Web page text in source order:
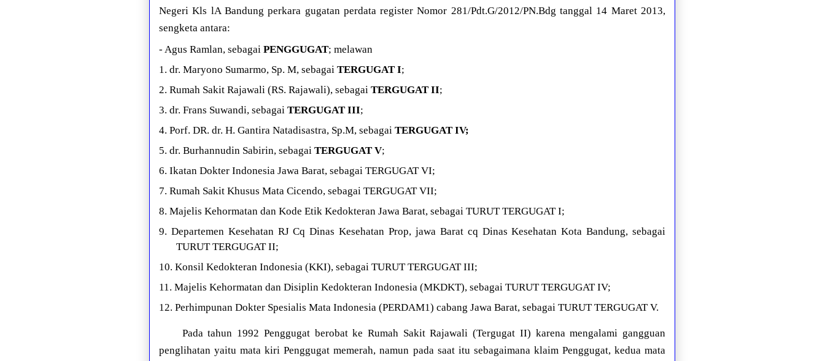
Negeri Kls lA Bandung perkara gugatan perdata register Nomor 281/Pdt.G/2012/PN.Bdg tanggal 14 Maret 2013,
sengketa antara:
- Agus Ramlan, sebagai PENGGUGAT; melawan
1. dr. Maryono Sumarmo, Sp. M, sebagai TERGUGAT I;
2. Rumah Sakit Rajawali (RS. Rajawali), sebagai TERGUGAT II;
3. dr. Frans Suwandi, sebagai TERGUGAT III;
4. Porf. DR. dr. H. Gantira Natadisastra, Sp.M, sebagai TERGUGAT IV;
5. dr. Burhannudin Sabirin, sebagai TERGUGAT V;
6. Ikatan Dokter Indonesia Jawa Barat, sebagai TERGUGAT VI;
7. Rumah Sakit Khusus Mata Cicendo, sebagai TERGUGAT VII;
8. Majelis Kehormatan dan Kode Etik Kedokteran Jawa Barat, sebagai TURUT TERGUGAT I;
9. Departemen Kesehatan RJ Cq Dinas Kesehatan Prop, jawa Barat cq Dinas Kesehatan Kota Bandung, sebagai
TURUT TERGUGAT II;
10. Konsil Kedokteran Indonesia (KKI), sebagai TURUT TERGUGAT III;
11. Majelis Kehormatan dan Disiplin Kedokteran Indonesia (MKDKT), sebagai TURUT TERGUGAT IV;
12. Perhimpunan Dokter Spesialis Mata Indonesia (PERDAM1) cabang Jawa Barat, sebagai TURUT TERGUGAT V.
Pada tahun 1992 Penggugat berobat ke Rumah Sakit Rajawali (Tergugat II) karena mengalami gangguan
penglihatan yaitu mata kiri Penggugat memerah, namun pada saat itu sebagaimana klaim Penggugat, kedua mata